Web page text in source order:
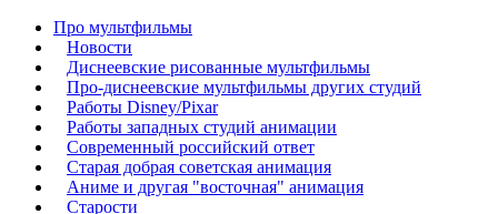
Про мультфильмы
Новости
Диснеевские рисованные мультфильмы
Про-диснеевские мультфильмы других студий
Работы Disney/Pixar
Работы западных студий анимации
Современный российский ответ
Старая добрая советская анимация
Аниме и другая "восточная" анимация
Старости